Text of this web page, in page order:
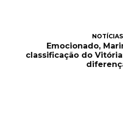
NOTÍCIAS
Emocionado,
classificação do